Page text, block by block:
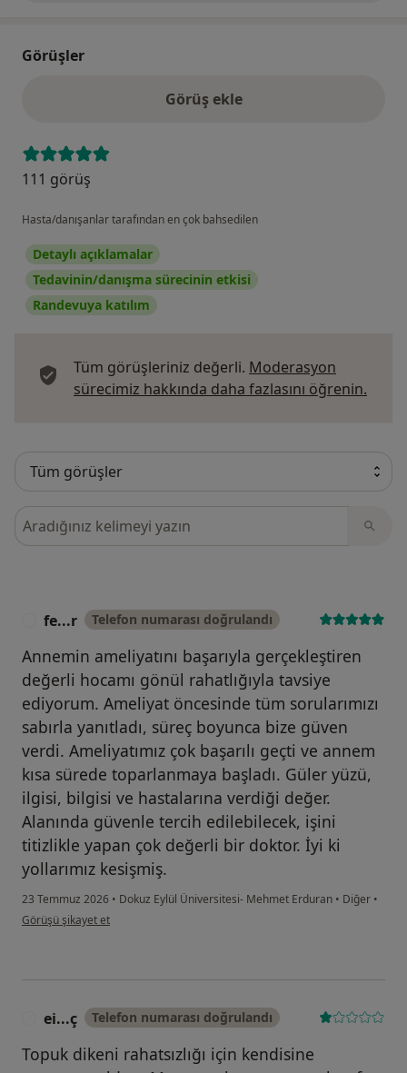
Görüşler
Görüş ekle
111 görüş
Hasta/danışanlar tarafından en çok bahsedilen
Detaylı açıklamalar
Tedavinin/danışma sürecinin etkisi
Randevuya katılım
Tüm görüşleriniz değerli. Moderasyon
sürecimiz hakkında daha fazlasını öğrenin.
Görüşler içerisinde ara
fe...r Telefon numarası doğrulandı
Annemin ameliyatını başarıyla gerçekleştiren
değerli hocamı gönül rahatlığıyla tavsiye
ediyorum. Ameliyat öncesinde tüm sorularımızı
sabırla yanıtladı, süreç boyunca bize güven
verdi. Ameliyatımız çok başarılı geçti ve annem
kısa sürede toparlanmaya başladı. Güler yüzü,
ilgisi, bilgisi ve hastalarına verdiği değer.
Alanında güvenle tercih edilebilecek, işini
titizlikle yapan çok değerli bir doktor. İyi ki
yollarımız kesişmiş.
23 Temmuz 2026 • Dokuz Eylül Üniversitesi- Mehmet Erduran • Diğer •
kullanıcının görüşüne göre fe...r
Görüşü şikayet et
ei...ç Telefon numarası doğrulandı
Topuk dikeni rahatsızlığı için kendisine